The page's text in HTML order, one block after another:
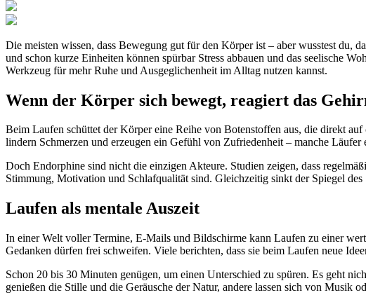
Die meisten wissen, dass Bewegung gut für den Körper ist – aber wusstest du,
und schon kurze Einheiten können spürbar Stress abbauen und das seelische
Werkzeug für mehr Ruhe und Ausgeglichenheit im Alltag nutzen kannst.
Wenn der Körper sich bewegt, reagiert das
Beim Laufen schüttet der Körper eine Reihe von Botenstoffen aus, die direkt
lindern Schmerzen und erzeugen ein Gefühl von Zufriedenheit – manche Läufer
Doch Endorphine sind nicht die einzigen Akteure. Studien zeigen, dass
Stimmung, Motivation und Schlafqualität sind. Gleichzeitig sinkt der Spiegel des
Laufen als mentale Auszeit
In einer Welt voller Termine, E-Mails und Bildschirme kann Laufen zu einer
Gedanken dürfen frei schweifen. Viele berichten, dass sie beim Laufen neue
Schon 20 bis 30 Minuten genügen, um einen Unterschied zu spüren. Es geht
genießen die Stille und die Geräusche der Natur, andere lassen sich von Musik